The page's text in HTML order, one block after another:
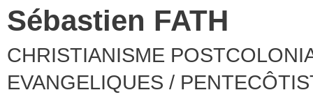
Sébastien FATH
CHRISTIANISME
EVANGELIQUES /